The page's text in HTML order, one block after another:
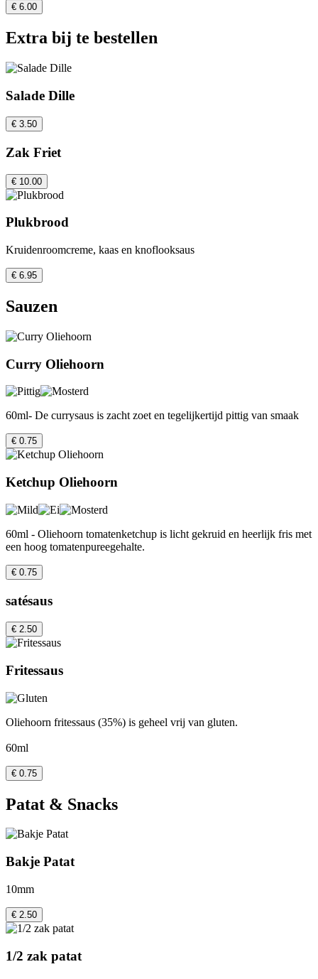
€ 6.00
Extra bij te bestellen
Salade Dille
€ 3.50
Zak Friet
€ 10.00
Plukbrood
Kruidenroomcreme, kaas en knoflooksaus
€ 6.95
Sauzen
Curry Oliehoorn
60ml- De currysaus is zacht zoet en tegelijkertijd pittig van smaak
€ 0.75
Ketchup Oliehoorn
60ml - Oliehoorn tomatenketchup is licht gekruid en heerlijk fris met
een hoog tomatenpureegehalte.
€ 0.75
satésaus
€ 2.50
Fritessaus
Oliehoorn fritessaus (35%) is geheel vrij van gluten.
60ml
€ 0.75
Patat & Snacks
Bakje Patat
10mm
€ 2.50
1/2 zak patat